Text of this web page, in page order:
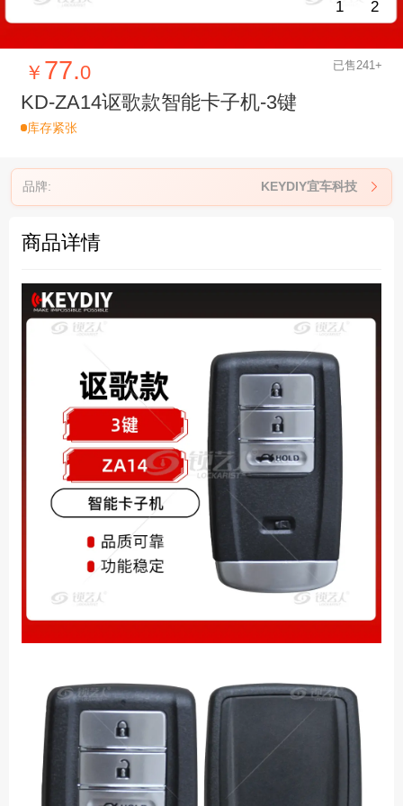
1 2
￥ 77.0 已售241+
KD-ZA14讴歌款智能卡子机-3键
库存紧张
品牌: KEYDIY宜车科技 
商品详情